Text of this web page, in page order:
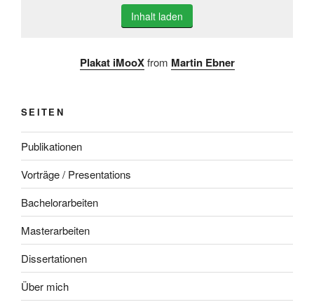
Inhalt laden
Plakat iMooX from Martin Ebner
SEITEN
Publikationen
Vorträge / Presentations
Bachelorarbeiten
Masterarbeiten
Dissertationen
Über mich